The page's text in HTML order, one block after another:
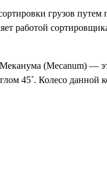
грузов путем
работой
(Mecanum) —
45˚. Колесо данной